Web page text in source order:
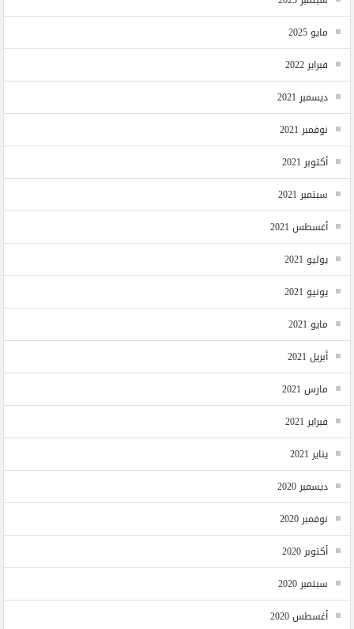
مايو 2025
فبراير 2022
ديسمبر 2021
نوفمبر 2021
أكتوبر 2021
سبتمبر 2021
أغسطس 2021
يوليو 2021
يونيو 2021
مايو 2021
أبريل 2021
مارس 2021
فبراير 2021
يناير 2021
ديسمبر 2020
نوفمبر 2020
أكتوبر 2020
سبتمبر 2020
أغسطس 2020